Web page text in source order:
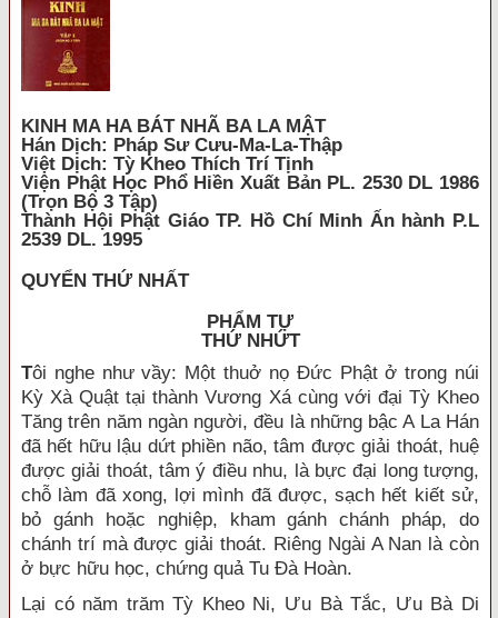
KINH MA HA BÁT NHÃ BA LA MẬT
Hán Dịch: Pháp Sư Cưu-Ma-La-Thập
Việt Dịch: Tỳ Kheo Thích Trí Tịnh
Viện Phật Học Phổ Hiền Xuất Bản PL. 2530 DL 1986
(Trọn Bộ 3 Tập)
Thành Hội Phật Giáo TP. Hồ Chí Minh Ấn hành P.L
2539 DL. 1995
QUYỂN THỨ NHẤT
PHẨM TỰ
THỨ NHỨT
Tôi nghe như vầy: Một thuở nọ Đức Phật ở trong núi
Kỳ Xà Quật tại thành Vương Xá cùng với đại Tỳ Kheo
Tăng trên năm ngàn người, đều là những bậc A La Hán
đã hết hữu lậu dứt phiền não, tâm được giải thoát, huệ
được giải thoát, tâm ý điều nhu, là bực đại long tượng,
chỗ làm đã xong, lợi mình đã được, sạch hết kiết sử,
bỏ gánh hoặc nghiệp, kham gánh chánh pháp, do
chánh trí mà được giải thoát. Riêng Ngài A Nan là còn
ở bực hữu học, chứng quả Tu Đà Hoàn.
Lại có năm trăm Tỳ Kheo Ni, Ưu Bà Tắc, Ưu Bà Di